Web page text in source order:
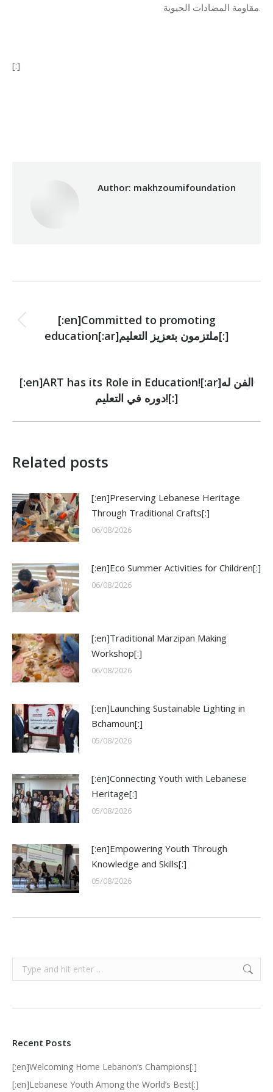
مقاومة المضادات الحيوية.
[:]
Author: makhzoumifoundation
navigation
Previous
post:
[:en]Committed to promoting
education[:ar]ملتزمون بتعزيز التعليم[:]
Next
post:
[:en]ART has its Role in Education![:ar]الفن له
دوره في التعليم![:]
Related posts
[:en]Preserving Lebanese Heritage
Through Traditional Crafts[:]
06/08/2026
[:en]Eco Summer Activities for Children[:]
06/08/2026
[:en]Traditional Marzipan Making
Workshop[:]
06/08/2026
[:en]Launching Sustainable Lighting in
Bchamoun[:]
05/08/2026
[:en]Connecting Youth with Lebanese
Heritage[:]
05/08/2026
[:en]Empowering Youth Through
Knowledge and Skills[:]
05/08/2026
Search:
Recent Posts
[:en]Welcoming Home Lebanon’s Champions[:]
[:en]Lebanese Youth Among the World’s Best[:]